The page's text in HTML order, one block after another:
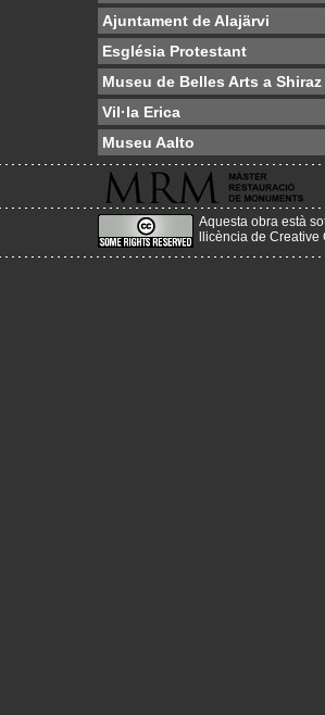
Ajuntament de Alajärvi
Església Protestant
Museu de Belles Arts a Shiraz
Vil·la Erica
Museu Aalto
Aquesta obra està
llicència de Creative